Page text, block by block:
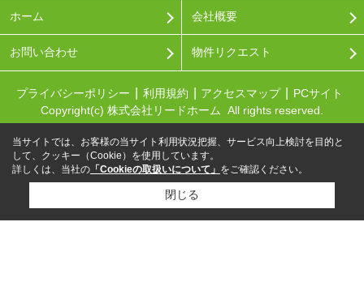
ホーム 会社概要
お問い合わせ 物件リクエスト
プライバシーポリシー 利用規約 アクセスマップ
PCサイト
Copyright(c) 株式会社リードホーム All rights reserved.
当サイトでは、お客様の当サイト利用状況把握、サービス向上検討を目的と
して、クッキー（Cookie）を使用しています。
詳しくは、当社の 「Cookieの取扱いについて」 をご確認ください。
閉じる